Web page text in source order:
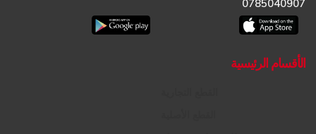
0785040907
الأقسام الرئيسية